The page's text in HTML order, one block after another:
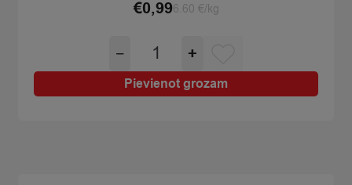
€0,996.60 €/kg
−
Halva
saulespuķu
Saules
saldumi
+
Pievienot grozam